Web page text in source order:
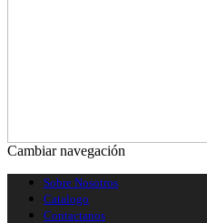
Cambiar navegación
Sobre Nosotros
Catalogo
Contactanos